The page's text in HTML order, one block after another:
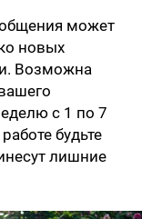
может
новых
Возможна
с 1 по 7
будьте
лишние